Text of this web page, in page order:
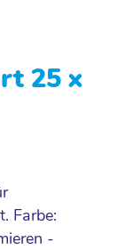
25 x
Farbe:
-